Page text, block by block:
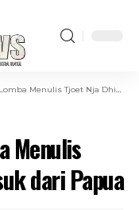
Tjoet Nja Dhien, Termasuk dari Papua
Menulis
dari Papua